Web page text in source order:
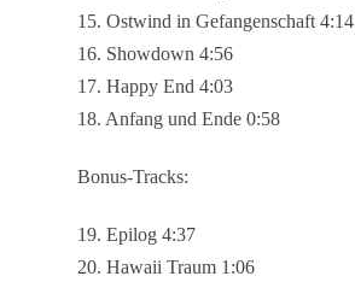
15. Ostwind in Gefangenschaft 4:14
16. Showdown 4:56
17. Happy End 4:03
18. Anfang und Ende 0:58
Bonus-Tracks:
19. Epilog 4:37
20. Hawaii Traum 1:06